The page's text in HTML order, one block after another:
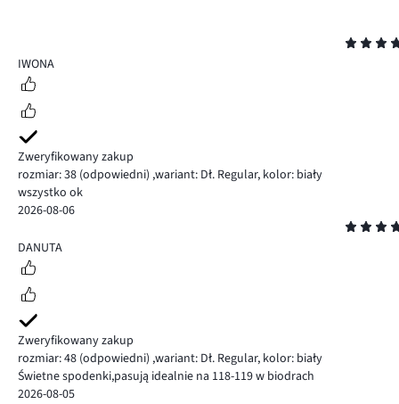
5
IWONA
Zweryfikowany zakup
rozmiar: 38 (odpowiedni) ,wariant: Dł. Regular, kolor: biały
wszystko ok
2026-08-06
5
DANUTA
Zweryfikowany zakup
rozmiar: 48 (odpowiedni) ,wariant: Dł. Regular, kolor: biały
Świetne spodenki,pasują idealnie na 118-119 w biodrach
2026-08-05